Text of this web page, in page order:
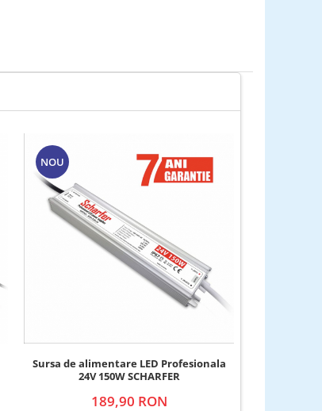
NOU
Sursa de alimentare LED Profesionala
24V 150W SCHARFER
189,90 RON